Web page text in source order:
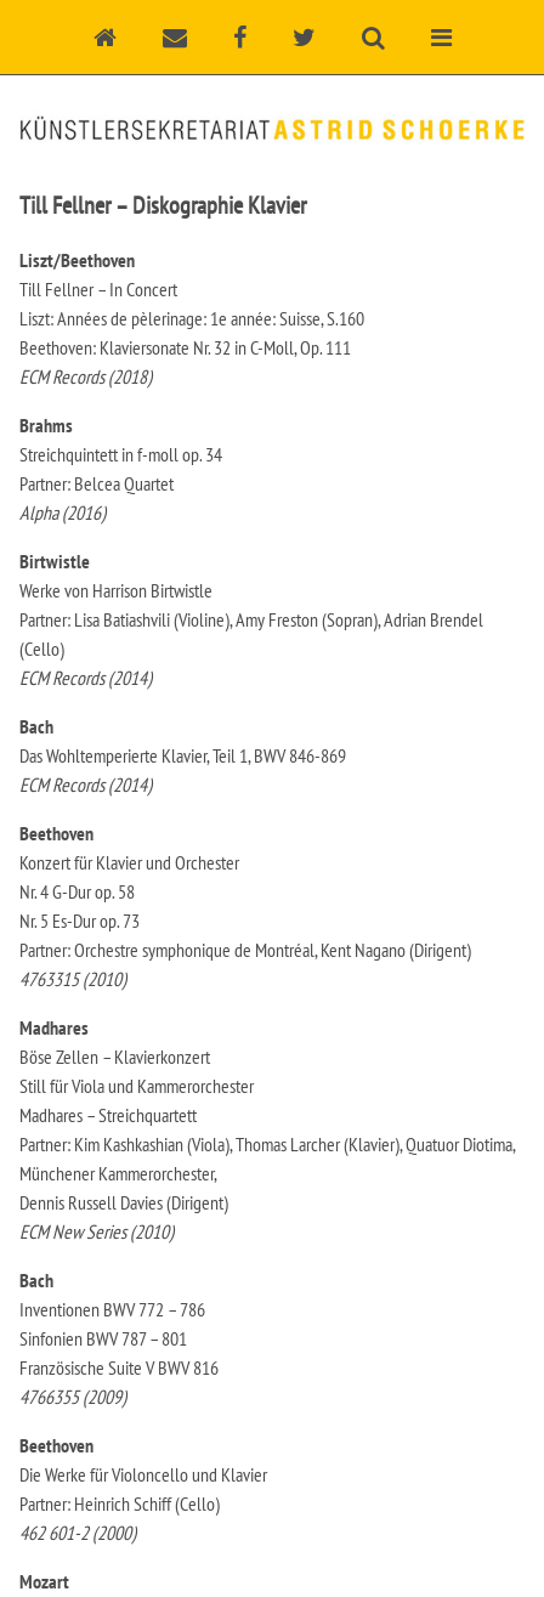
Till Fellner – Diskographie Klavier
Liszt/Beethoven
Till Fellner – In Concert
Liszt: Années de pèlerinage: 1e année: Suisse, S.160
Beethoven: Klaviersonate Nr. 32 in C-Moll, Op. 111
ECM Records (2018)
Brahms
Streichquintett in f-moll op. 34
Partner: Belcea Quartet
Alpha (2016)
Birtwistle
Werke von Harrison Birtwistle
Partner: Lisa Batiashvili (Violine), Amy Freston (Sopran), Adrian Brendel
(Cello)
ECM Records (2014)
Bach
Das Wohltemperierte Klavier, Teil 1, BWV 846-869
ECM Records (2014)
Beethoven
Konzert für Klavier und Orchester
Nr. 4 G-Dur op. 58
Nr. 5 Es-Dur op. 73
Partner: Orchestre symphonique de Montréal, Kent Nagano (Dirigent)
4763315 (2010)
Madhares
Böse Zellen – Klavierkonzert
Still für Viola und Kammerorchester
Madhares – Streichquartett
Partner: Kim Kashkashian (Viola), Thomas Larcher (Klavier), Quatuor Diotima,
Münchener Kammerorchester,
Dennis Russell Davies (Dirigent)
ECM New Series (2010)
Bach
Inventionen BWV 772 – 786
Sinfonien BWV 787 – 801
Französische Suite V BWV 816
4766355 (2009)
Beethoven
Die Werke für Violoncello und Klavier
Partner: Heinrich Schiff (Cello)
462 601-2 (2000)
Mozart